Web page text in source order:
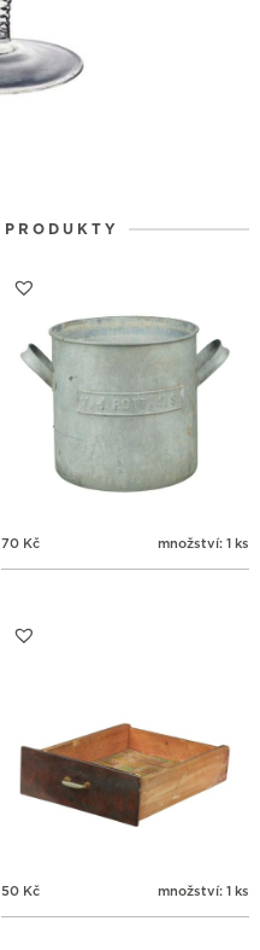
70 Kč množství: 1 ks
50 Kč množství: 1 ks